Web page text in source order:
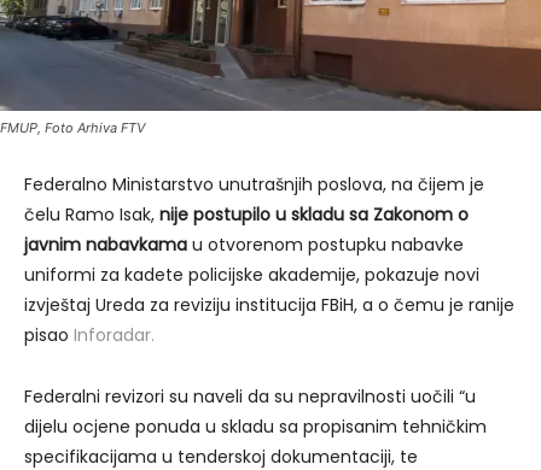
FMUP, Foto Arhiva FTV
Federalno Ministarstvo unutrašnjih poslova, na čijem je
čelu Ramo Isak, nije postupilo u skladu sa Zakonom o
javnim nabavkama u otvorenom postupku nabavke
uniformi za kadete policijske akademije, pokazuje novi
izvještaj Ureda za reviziju institucija FBiH, a o čemu je ranije
pisao Inforadar.
Federalni revizori su naveli da su nepravilnosti uočili “u
dijelu ocjene ponuda u skladu sa propisanim tehničkim
specifikacijama u tenderskoj dokumentaciji, te